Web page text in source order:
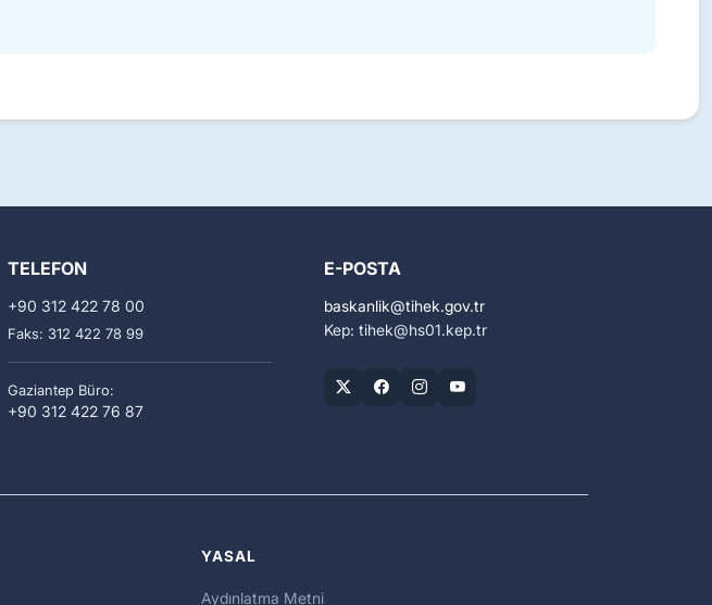
TELEFON
+90 312 422 78 00
Faks: 312 422 78 99
Gaziantep Büro:
+90 312 422 76 87
E-POSTA
baskanlik tihek.gov.tr
Kep: tihek hs01.kep.tr
YASAL
Aydınlatma Metni